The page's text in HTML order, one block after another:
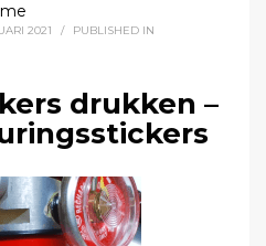
2021 / PUBLISHED IN
drukken –